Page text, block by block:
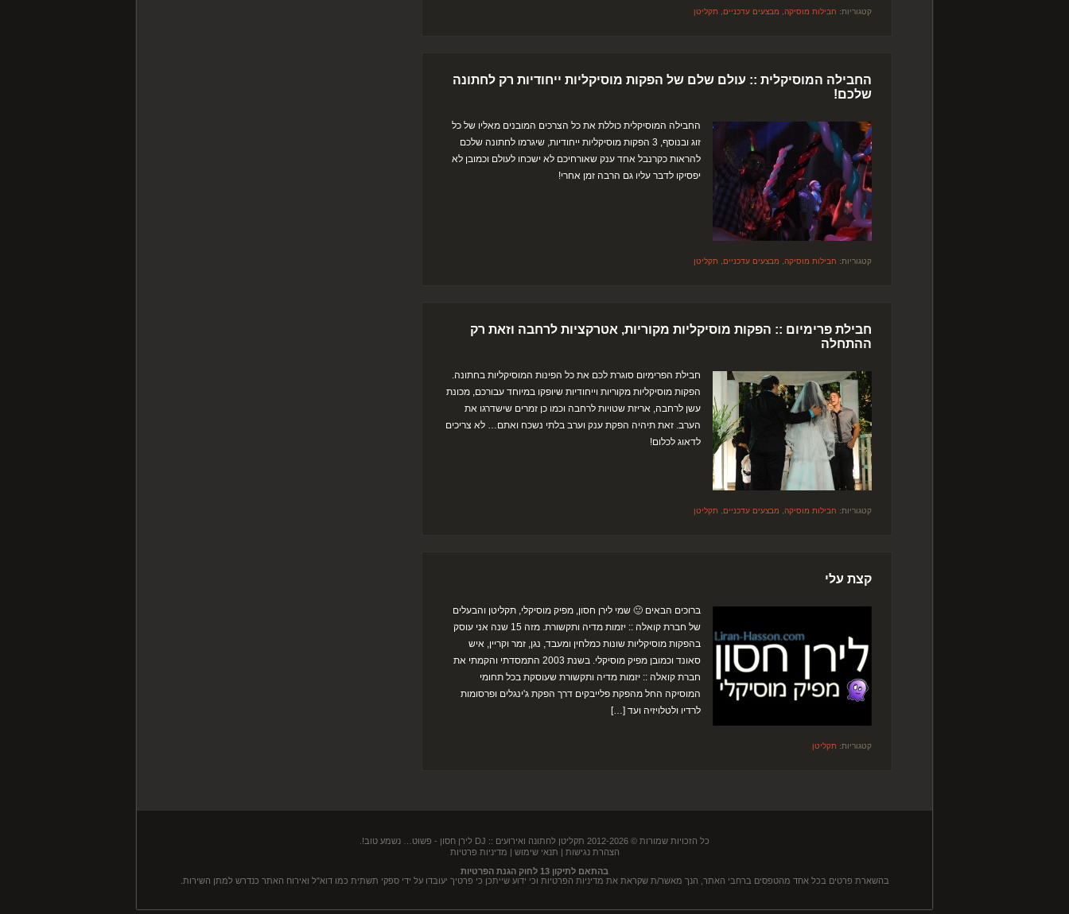
קטגוריות: חבילות מוסיקה מבצעים עדכניים תקליטן
החבילה המוסיקלית :: עולם שלם של הפקות מוסיקליות ייחודיות רק לחתונה
שלכם!
החבילה המוסיקלית כוללת את כל הצרכים המובנים מאליו של כל
זוג ובנוסף, 3 הפקות מוסיקליות ייחודיות, שיגרמו לחתונה שלכם
להראות כקרנבל אחד ענק שאורחיכם לא ישכחו לעולם וכמובן לא
יפסיקו לדבר עליו גם הרבה זמן אחרי!
קטגוריות: חבילות מוסיקה מבצעים עדכניים תקליטן
חבילת פרימיום :: הפקות מוסיקליות מקוריות, אטרקציות לרחבה וזאת רק
ההתחלה
חבילת הפרימיום סוגרת לכם את כל הפינות המוסיקליות בחתונה.
הפקות מוסיקליות מקוריות וייחודיות שיופקו במיוחד עבורכם, מכונת
עשן לרחבה, אריזת שטויות לרחבה וכמו כן זמרים שישדרגו את
הערב. זאת תיהיה הפקת ענק וערב בלתי נשכח ואתם… לא צריכים
לדאוג לכלום!
קטגוריות: חבילות מוסיקה מבצעים עדכניים תקליטן
קצת עלי
ברוכים הבאים 🙂 שמי לירן חסון, מפיק מוסיקלי, תקליטן והבעלים
של חברת קואלה :: יזמות מדיה ותקשורת. מזה 15 שנה אני עוסק
בהפקות מוסיקליות שונות כמלחין ומעבד, נגן, זמר וקריין, איש
סאונד וכמובן מפיק מוסיקלי. בשנת 2003 התמסדתי והקמתי את
חברת קואלה :: יזמות מדיה ותקשורת שעוסקת בכל תחומי
המוסיקה החל מהפקת פלייבקים דרך הפקת ג'ינגלים ופרסומות
לרדיו ולטלויזיה ועד […]
קטגוריות: תקליטן
כל הזכויות שמורות © 2012-2026 תקליטן לחתונה ואירועים :: DJ לירן חסון
- פשוט… נשמע טוב!.
הצהרת נגישות | תנאי שימוש | מדיניות פרטיות
בהתאם לתיקון 13 לחוק הגנת הפרטיות
בהשארת פרטים בכל אחד מהטפסים ברחבי האתר, הנך מאשר/ת שקראת את מדיניות הפרטיות וכי ידוע שייתכן כי פרטיך יעובדו על ידי ספקי תשתית כמו דוא"ל ואירוח האתר כנדרש למתן השירות.